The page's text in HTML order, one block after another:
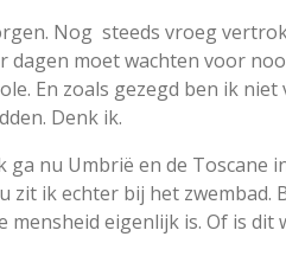
Nog steeds vroeg
dagen moet wachten voor
En zoals gezegd ben ik
Denk ik.
nu Umbrië en de Toscane
ik echter bij het zwembad.
eigenlijk is. Of is dit